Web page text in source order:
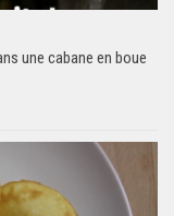
une cabane en boue